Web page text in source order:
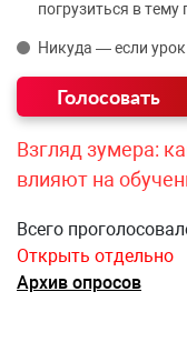
погрузиться в тему
Никуда — если
Взгляд зумера:
влияют на
Всего
Открыть отдельно
Архив опросов